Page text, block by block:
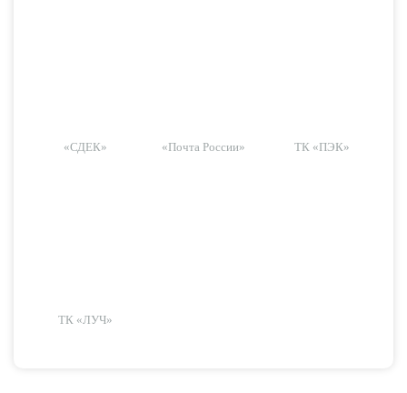
«СДЕК» «Почта России» ТК «ПЭК»
ТК «ЛУЧ»